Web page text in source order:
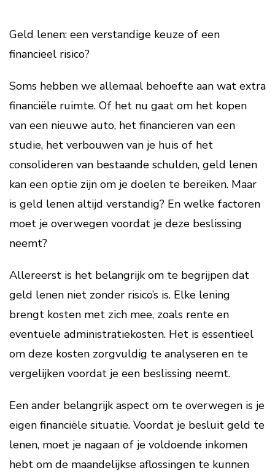
Geld lenen: een verstandige keuze of een
financieel risico?
Soms hebben we allemaal behoefte aan wat extra
financiële ruimte. Of het nu gaat om het kopen
van een nieuwe auto, het financieren van een
studie, het verbouwen van je huis of het
consolideren van bestaande schulden, geld lenen
kan een optie zijn om je doelen te bereiken. Maar
is geld lenen altijd verstandig? En welke factoren
moet je overwegen voordat je deze beslissing
neemt?
Allereerst is het belangrijk om te begrijpen dat
geld lenen niet zonder risico’s is. Elke lening
brengt kosten met zich mee, zoals rente en
eventuele administratiekosten. Het is essentieel
om deze kosten zorgvuldig te analyseren en te
vergelijken voordat je een beslissing neemt.
Een ander belangrijk aspect om te overwegen is je
eigen financiële situatie. Voordat je besluit geld te
lenen, moet je nagaan of je voldoende inkomen
hebt om de maandelijkse aflossingen te kunnen